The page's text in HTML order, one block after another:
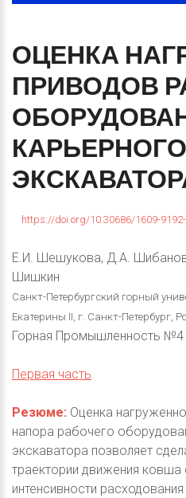
ОЦЕНКА
ПРИВОДОВ
КАРЬЕРНОГО
https://doi.org/10.30686/1609-
Е.И. Шешукова, Д.А.
Шишкин
Санкт-Петербургский горный
Екатерины II, г. Санкт-Петербург,
Горная Промышленность №4
Первая часть
Резюме: Оценка
напора рабочего
экскаватора позволяет
траектории движения ковша
интенсивности